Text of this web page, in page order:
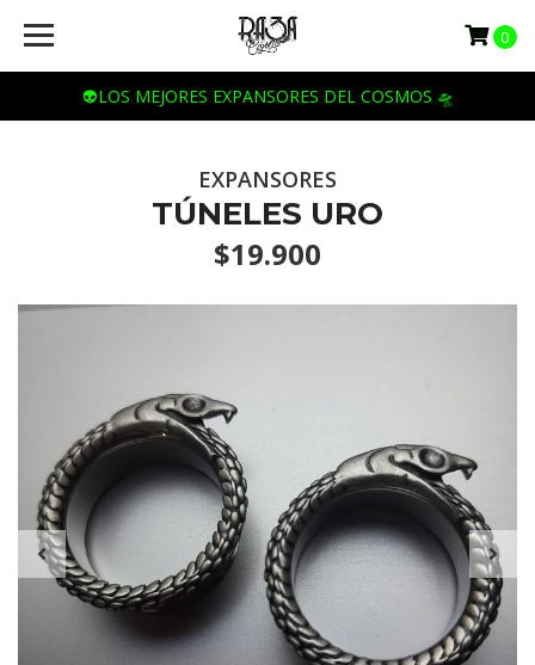
👽LOS MEJORES EXPANSORES DEL COSMOS 🛸
0
EXPANSORES
TÚNELES URO
$19.900